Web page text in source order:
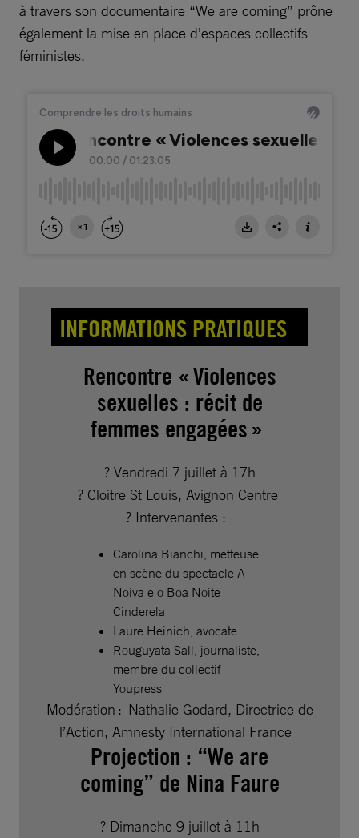
à travers son documentaire “We are coming” prône
également la mise en place d’espaces collectifs
féministes.
INFORMATIONS PRATIQUES
Rencontre « Violences
sexuelles : récit de
femmes engagées »
? Vendredi 7 juillet à 17h
? Cloitre St Louis, Avignon Centre
?️ Intervenantes :
Carolina Bianchi, metteuse
en scène du spectacle A
Noiva e o Boa Noite
Cinderela
Laure Heinich, avocate
Rouguyata Sall, journaliste,
membre du collectif
Youpress
Modération : Nathalie Godard, Directrice de
l’Action, Amnesty International France
Projection : “We are
coming” de Nina Faure
? Dimanche 9 juillet à 11h